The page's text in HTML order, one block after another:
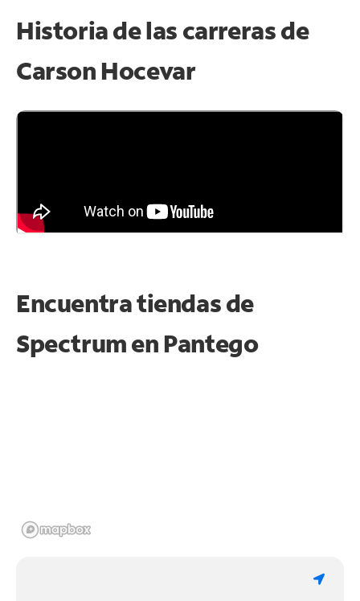
Historia de las carreras de
Carson Hocevar
Encuentra tiendas de
Spectrum en Pantego